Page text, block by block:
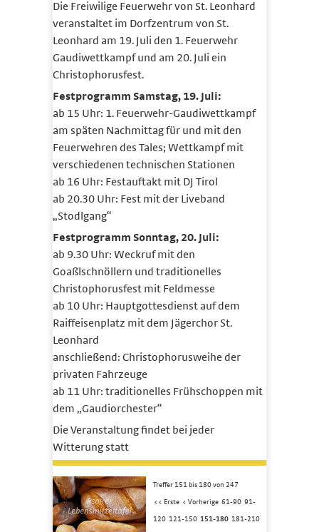
Die Freiwilige Feuerwehr von St. Leonhard
veranstaltet im Dorfzentrum von St.
Leonhard am 19. Juli den 1. Feuerwehr
Gaudiwettkampf und am 20. Juli ein
Christophorusfest.
Festprogramm Samstag, 19. Juli:
ab 15 Uhr: 1. Feuerwehr-Gaudiwettkampf
am späten Nachmittag für und mit den
Feuerwehren des Tales; Wettkampf mit
verschiedenen technischen Stationen
ab 16 Uhr: Festauftakt mit DJ Tirol
ab 20.30 Uhr: Fest mit der Liveband
„Stodlgang“
Festprogramm Sonntag, 20. Juli:
ab 9.30 Uhr: Weckruf mit den
Goaßlschnöllern und traditionelles
Christophorusfest mit Feldmesse
ab 10 Uhr: Hauptgottesdienst auf dem
Raiffeisenplatz mit dem Jägerchor St.
Leonhard
anschließend: Christophorusweihe der
privaten Fahrzeuge
ab 11 Uhr: traditionelles Frühschoppen mit
dem „Gaudiorchester“
Die Veranstaltung findet bei jeder
Witterung statt
Treffer 151 bis 180 von 247
<< Erste < Vorherige 61-90 91-
120 121-150 151-180 181-210